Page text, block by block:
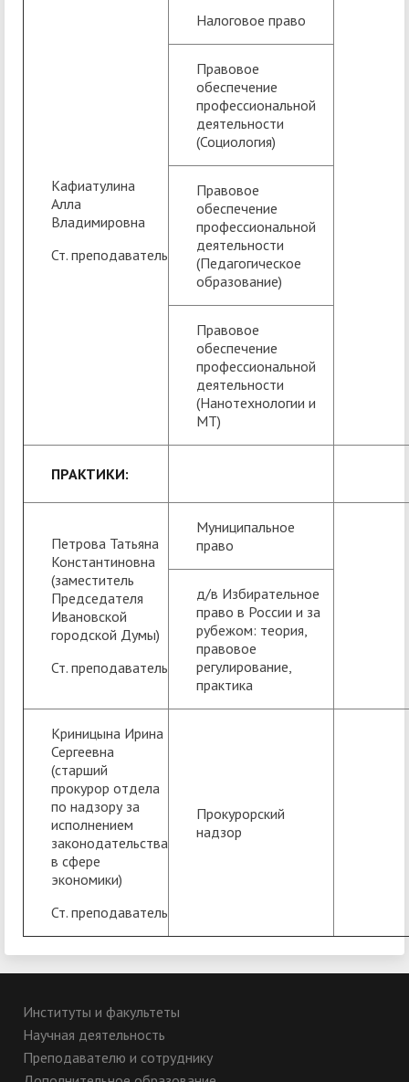
Кафиатулина
Алла
Владимировна
Ст. преподаватель
Налоговое право
Правовое
обеспечение
профессиональной
деятельности
(Социология)
Правовое
обеспечение
профессиональной
деятельности
(Педагогическое
образование)
Правовое
обеспечение
профессиональной
деятельности
(Нанотехнологии и
МТ)
ПРАКТИКИ:
Петрова Татьяна
Константиновна
(заместитель
Председателя
Ивановской
городской Думы)
Ст. преподаватель
Муниципальное
право
д/в Избирательное
право в России и за
рубежом: теория,
правовое
регулирование,
практика
Криницына Ирина
Сергеевна
(старший
прокурор отдела
по надзору за
исполнением
законодательства
в сфере
экономики)
Ст. преподаватель
Прокурорский
надзор
Институты и факультеты
Научная деятельность
Преподавателю и сотруднику